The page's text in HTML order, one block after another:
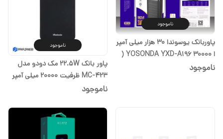
ناموجود
پاوربانک یوسوندا 30 هزار میلی آمپر
ا YOSONDA YXD-A196 30000 (
یک سال گارانتی)
ناموجود
ناموجود
پاور بانک 22.5W مک دودو مدل
MC-423 ظرفیت 20000 میلی آمپر
ساعت (ارسال رایگان با انتخاب
ناموجود